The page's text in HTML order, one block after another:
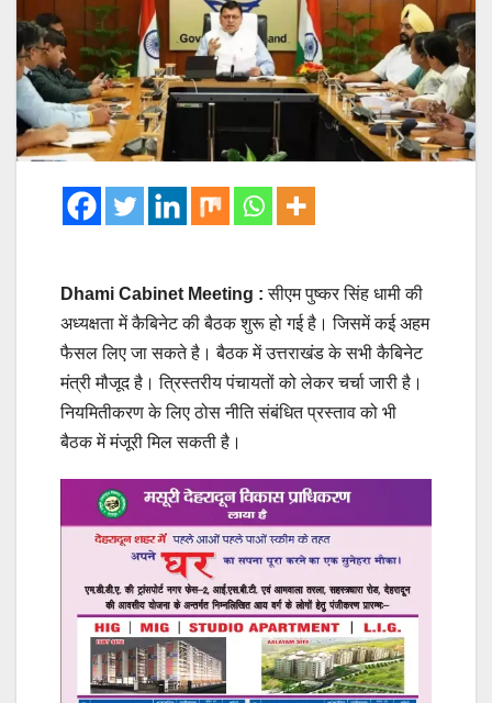
Dhami Cabinet Meeting :सीएम पुष्कर सिंह धामी की
अध्यक्षता में कैबिनेट की बैठक शुरू हो गई है। जिसमें कई अहम
फैसल लिए जा सकते है। बैठक में उत्तराखंड के सभी कैबिनेट
मंत्री मौजूद है। त्रिस्तरीय पंचायतों को लेकर चर्चा जारी है।
नियमितीकरण के लिए ठोस नीति संबंधित प्रस्ताव को भी
बैठक में मंजूरी मिल सकती है।